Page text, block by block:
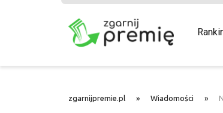
zgarnijpremie.pl » Wiadomości »